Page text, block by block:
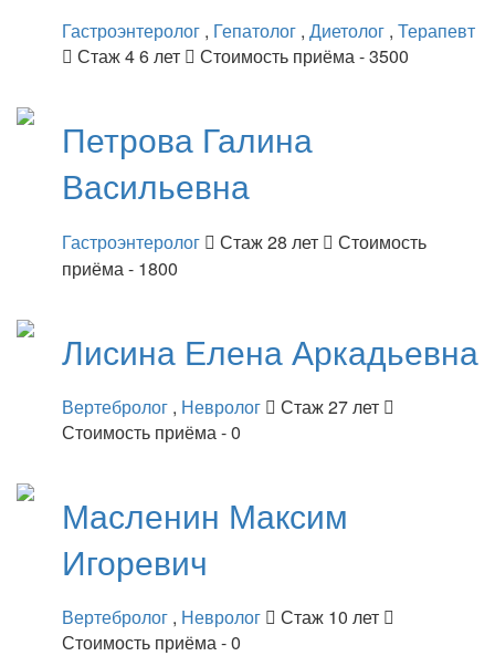
Гастроэнтеролог , Гепатолог , Диетолог , Терапевт
Стаж 4 6 лет
Стоимость приёма - 3500
Петрова Галина
Васильевна
Гастроэнтеролог Стаж 28 лет
Стоимость
приёма - 1800
Лисина Елена Аркадьевна
Вертебролог , Невролог
Стаж 27 лет
Стоимость приёма - 0
Масленин Максим
Игоревич
Вертебролог , Невролог
Стаж 10 лет
Стоимость приёма - 0